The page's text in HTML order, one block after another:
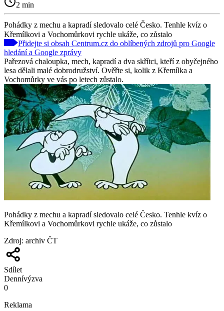
2 min
Pohádky z mechu a kapradí sledovalo celé Česko. Tenhle kvíz o
Křemílkovi a Vochomůrkovi rychle ukáže, co zůstalo
Přidejte si obsah Centrum.cz do oblíbených zdrojů pro Google
hledání a Google zprávy
Pařezová chaloupka, mech, kapradí a dva skřítci, kteří z obyčejného
lesa dělali malé dobrodružství. Ověřte si, kolik z Křemílka a
Vochomůrky ve vás po letech zůstalo.
Pohádky z mechu a kapradí sledovalo celé Česko. Tenhle kvíz o
Křemílkovi a Vochomůrkovi rychle ukáže, co zůstalo
Zdroj: archiv ČT
Sdílet
Dennívýzva
0
Reklama